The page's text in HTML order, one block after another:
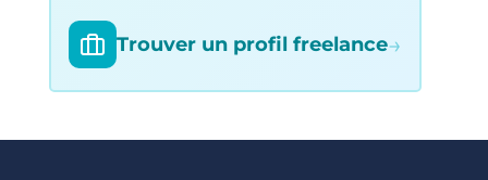
Trouver un profil freelance→